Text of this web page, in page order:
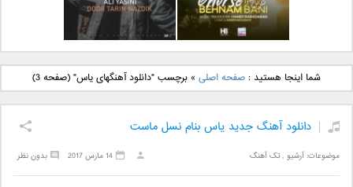
دانلود آهنگ جدید بهنام
بانی بنام قرص قمر 2
دانلود آهنگ جدید علی
یاسینی بنام دورترین نزدیک
شما اینجا هستید :صفحه اصلی »برچسب "دانلود آهنگهای یاس"(صفحه 3)
دانلود آهنگ جدید یاس بنام نسل ماست
موضوعات:آرشیو ,تک آهنگ بدون نظر 14 مارس 2017